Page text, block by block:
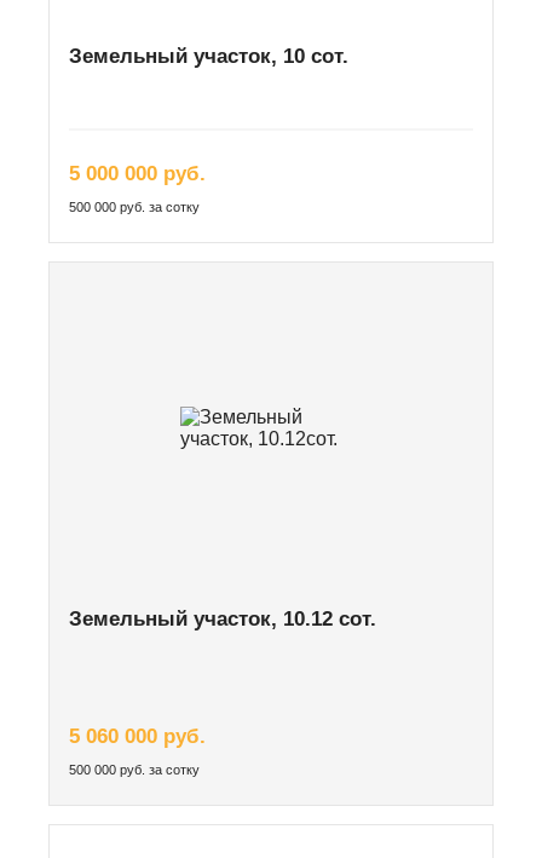
Земельный участок, 10 сот.
5 000 000 руб.
500 000 руб. за сотку
Земельный участок, 10.12 сот.
5 060 000 руб.
500 000 руб. за сотку